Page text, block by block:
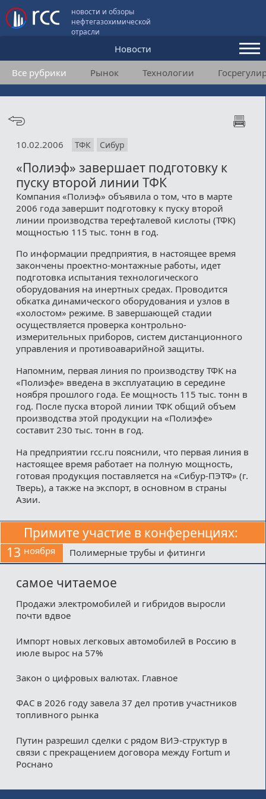
новости и обзоры
нефтегазохимической
отрасли
Новости
Аналитика и мнения
Конференции
Подписка
Пользовательское соглашение
Медиакит
Все рубрики Рынок Технологии
10.02.2006 ТФК Сибур
«Полиэф» завершает подготовку к
пуску второй линии ТФК
Компания «Полиэф» объявила о том, что в марте
2006 года завершит подготовку к пуску второй
линии производства терефталевой кислоты (ТФК)
мощностью 115 тыс. тонн в год.
По информации предприятия, в настоящее время
закончены проектно-монтажные работы, идет
подготовка испытания технологического
оборудования на инертных средах. Проводится
обкатка динамического оборудования и узлов в
«холостом» режиме. В завершающей стадии
осуществляется проверка контрольно-
измерительных приборов, систем дистанционного
управления и противоаварийной защиты.
Напомним, первая линия по производству ТФК на
«Полиэфе» введена в эксплуатацию в середине
ноября прошлого года. Ее мощность 115 тыс. тонн в
год. После пуска второй линии ТФК общий объем
производства этой продукции на «Полиэфе»
составит 230 тыс. тонн в год.
На предприятии rcc.ru пояснили, что первая линия в
настоящее время работает на полную мощность,
готовая продукция поставляется на «Сибур-ПЭТФ» (г.
Тверь), а также на экспорт, в основном в страны
Азии.
Примите участие в конференциях:
13 ноября Полимерные трубы и фитинги
самое читаемое
Продажи электромобилей и гибридов выросли
почти вдвое
Импорт новых легковых автомобилей в Россию в
июле вырос на 57%
Закон о цифровых валютах. Главное
ФАС в 2026 году завела 37 дел против участников
топливного рынка
Путин разрешил сделки с рядом ВИЭ-структур в
связи с прекращением договора между Fortum и
Роснано